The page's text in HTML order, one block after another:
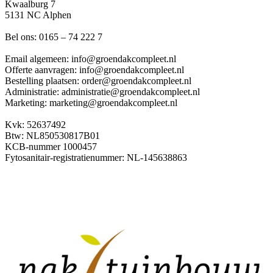
Kwaalburg 7
5131 NC Alphen
Bel ons: 0165 – 74 222 7
Email algemeen: info@groendakcompleet.nl
Offerte aanvragen: info@groendakcompleet.nl
Bestelling plaatsen: order@groendakcompleet.nl
Administratie: administratie@groendakcompleet.nl
Marketing: marketing@groendakcompleet.nl
Kvk: 52637492
Btw: NL850530817B01
KCB-nummer 1000457
Fytosanitair-registratienummer: NL-145638863